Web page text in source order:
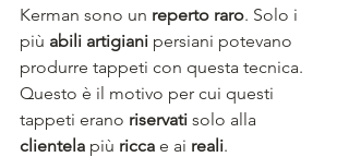
Kerman sono un reperto raro. Solo i
più abili artigiani persiani potevano
produrre tappeti con questa tecnica.
Questo è il motivo per cui questi
tappeti erano riservati solo alla
clientela più ricca e ai reali.